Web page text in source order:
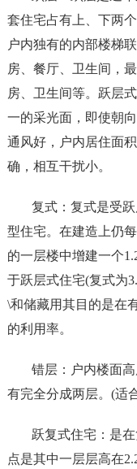
套住宅占有上、下两
户内独有的内部楼梯
房、餐厅、卫生间，
房、卫生间等。跃层
一的采光面，即使朝
通风好，户内居住面
确，相互干扰小。
复式：复式是受
型住宅。在建造上仍
的一层楼中增建一个
于跃层式住宅(复式为
\和储藏用其目的是在
的利用率。
错层：户内楼面
有完全分成两层。(适
跃复式住宅：是
点是其中一层层高在